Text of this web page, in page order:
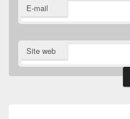
E-mail
Site web